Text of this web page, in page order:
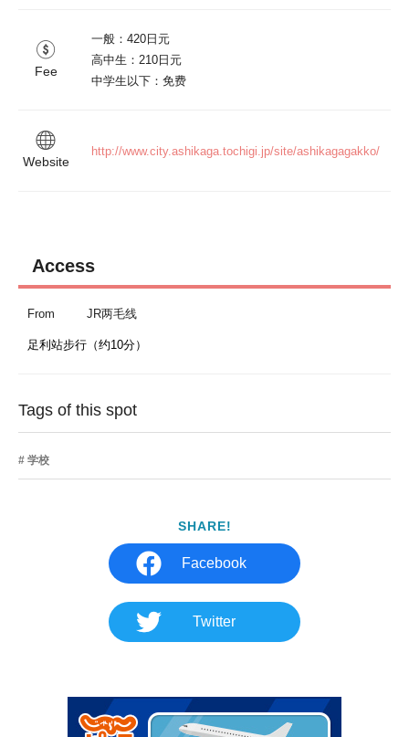
Fee
一般：420日元
高中生：210日元
Website
http://www.city.ashikaga.tochigi.jp/site/ashikagagakko/
Access
From JR两毛线
足利站步行（约10分）
Tags of this spot
学校
SHARE!
Facebook
Twitter